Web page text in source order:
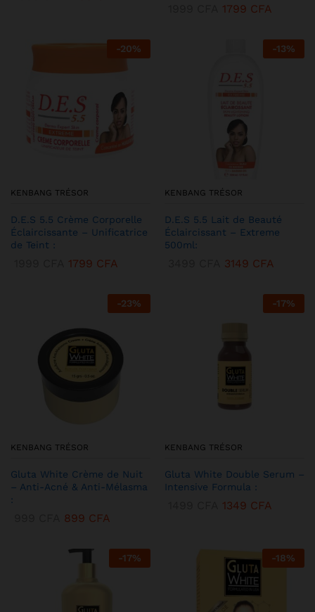
1799 CFA
-20%
KENBANG TRÉSOR
D.E.S 5.5 Crème Corporelle
Éclaircissante – Unificatrice
de Teint :
1799 CFA
-13%
KENBANG TRÉSOR
D.E.S 5.5 Lait de Beauté
Éclaircissant – Extreme
500ml:
3149 CFA
-23%
KENBANG TRÉSOR
Gluta White Crème de Nuit
– Anti-Acné & Anti-Mélasma
:
899 CFA
-17%
KENBANG TRÉSOR
Gluta White Double Serum –
Intensive Formula :
1349 CFA
-17% -18%